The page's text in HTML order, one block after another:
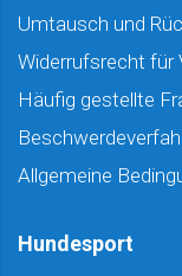
Umtausch und
Widerrufsrecht für
Häufig gestellte
Allgemeine
Hundesport